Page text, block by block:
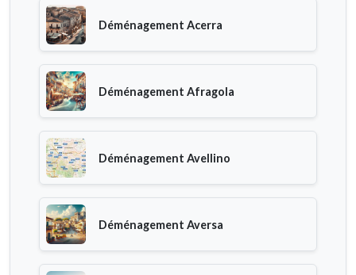
Déménagement Acerra
Déménagement Afragola
Déménagement Avellino
Déménagement Aversa